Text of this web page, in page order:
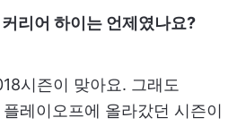
리어 하이는 언제였나요?
시즌이 맞아요. 그래도
레이오프에 올라갔던 시즌이